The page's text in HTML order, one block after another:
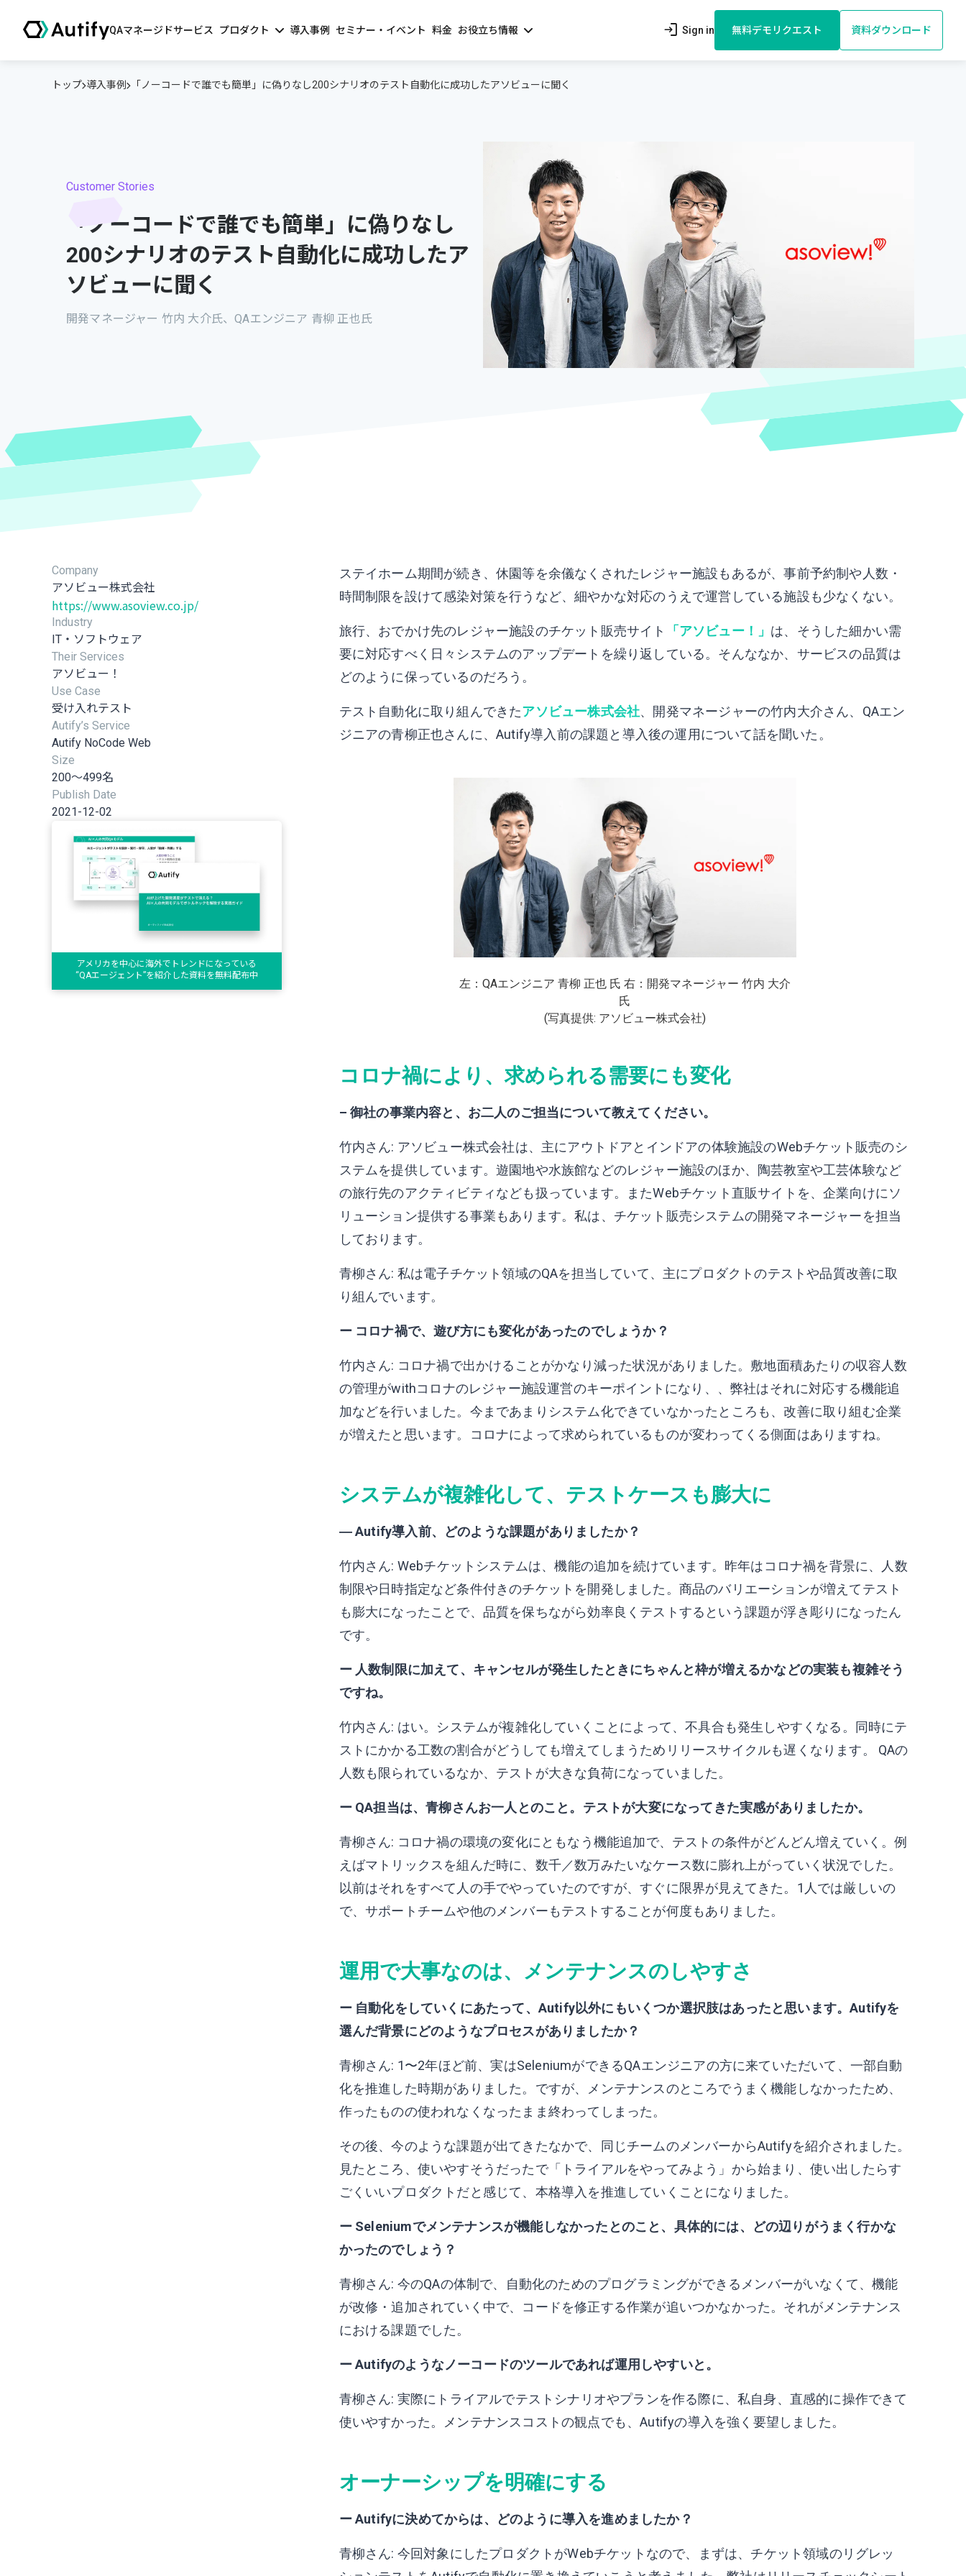
QAマネージドサービス プロダクト 導入事例 セミナー・イベント 料金 お役立ち情報 login Sign in 無料デモリクエスト 資料ダウンロード
トップ 導入事例 「ノーコードで誰でも簡単」に偽りなし200シナリオのテスト自動化に成功したアソビューに聞く
Customer Stories
「ノーコードで誰でも簡単」に偽りなし
200シナリオのテスト自動化に成功したア
ソビューに聞く
開発マネージャー 竹内 大介氏、QAエンジニア ⻘柳 正也氏
Company
アソビュー株式会社
https://www.asoview.co.jp/
Industry
IT・ソフトウェア
Their Services
アソビュー！
Use Case
受け入れテスト
Autify’s Service
Autify NoCode Web
Size
200～499名
Publish Date
2021-12-02
アメリカを中心に海外でトレンドになっている
“QAエージェント”を紹介した資料を無料配布中
ステイホーム期間が続き、休園等を余儀なくされたレジャー施設もあるが、事前予約制や人数・
時間制限を設けて感染対策を行うなど、細やかな対応のうえで運営している施設も少なくない。
旅行、おでかけ先のレジャー施設のチケット販売サイト 「アソビュー！」 は、そうした細かい需
要に対応すべく日々システムのアップデートを繰り返している。そんななか、サービスの品質は
どのように保っているのだろう。
テスト自動化に取り組んできたアソビュー株式会社、開発マネージャーの竹内大介さん、QAエン
ジニアの⻘柳正也さんに、Autify導入前の課題と導入後の運用について話を聞いた。
左：QAエンジニア ⻘柳 正也 氏 右：開発マネージャー 竹内 大介
氏
(写真提供: アソビュー株式会社)
コロナ禍により、求められる需要にも変化
– 御社の事業内容と、お二人のご担当について教えてください。
竹内さん: アソビュー株式会社は、主にアウトドアとインドアの体験施設のWebチケット販売のシ
ステムを提供しています。遊園地や水族館などのレジャー施設のほか、陶芸教室や工芸体験など
の旅行先のアクティビティなども扱っています。またWebチケット直販サイトを、企業向けにソ
リューション提供する事業もあります。私は、チケット販売システムの開発マネージャーを担当
しております。
青柳さん: 私は電子チケット領域のQAを担当していて、主にプロダクトのテストや品質改善に取
り組んでいます。
ー コロナ禍で、遊び方にも変化があったのでしょうか？
竹内さん: コロナ禍で出かけることがかなり減った状況がありました。敷地面積あたりの収容人数
の管理がwithコロナのレジャー施設運営のキーポイントになり、、弊社はそれに対応する機能追
加などを行いました。今まであまりシステム化できていなかったところも、改善に取り組む企業
が増えたと思います。コロナによって求められているものが変わってくる側面はありますね。
システムが複雑化して、テストケースも膨大に
― Autify導入前、どのような課題がありましたか？
竹内さん: Webチケットシステムは、機能の追加を続けています。昨年はコロナ禍を背景に、人数
制限や日時指定など条件付きのチケットを開発しました。商品のバリエーションが増えてテスト
も膨大になったことで、品質を保ちながら効率良くテストするという課題が浮き彫りになったん
です。
ー 人数制限に加えて、キャンセルが発生したときにちゃんと枠が増えるかなどの実装も複雑そう
ですね。
竹内さん: はい。システムが複雑化していくことによって、不具合も発生しやすくなる。同時にテ
ストにかかる工数の割合がどうしても増えてしまうためリリースサイクルも遅くなります。 QAの
人数も限られているなか、テストが大きな負荷になっていました。
ー QA担当は、青柳さんお一人とのこと。テストが大変になってきた実感がありましたか。
青柳さん: コロナ禍の環境の変化にともなう機能追加で、テストの条件がどんどん増えていく。例
えばマトリックスを組んだ時に、数千／数万みたいなケース数に膨れ上がっていく状況でした。
以前はそれをすべて人の手でやっていたのですが、すぐに限界が見えてきた。1人では厳しいの
で、サポートチームや他のメンバーもテストすることが何度もありました。
運用で大事なのは、メンテナンスのしやすさ
ー 自動化をしていくにあたって、Autify以外にもいくつか選択肢はあったと思います。Autifyを
選んだ背景にどのようなプロセスがありましたか？
青柳さん: 1〜2年ほど前、実はSeleniumができるQAエンジニアの方に来ていただいて、一部自動
化を推進した時期がありました。ですが、メンテナンスのところでうまく機能しなかったため、
作ったものの使われなくなったまま終わってしまった。
その後、今のような課題が出てきたなかで、同じチームのメンバーからAutifyを紹介されました。
見たところ、使いやすそうだったで「トライアルをやってみよう」から始まり、使い出したらす
ごくいいプロダクトだと感じて、本格導入を推進していくことになりました。
ー Seleniumでメンテナンスが機能しなかったとのこと、具体的には、どの辺りがうまく行かな
かったのでしょう？
青柳さん: 今のQAの体制で、自動化のためのプログラミングができるメンバーがいなくて、機能
が改修・追加されていく中で、コードを修正する作業が追いつかなかった。それがメンテナンス
における課題でした。
ー Autifyのようなノーコードのツールであれば運用しやすいと。
青柳さん: 実際にトライアルでテストシナリオやプランを作る際に、私自身、直感的に操作できて
使いやすかった。メンテナンスコストの観点でも、Autifyの導入を強く要望しました。
オーナーシップを明確にする
ー Autifyに決めてからは、どのように導入を進めましたか？
青柳さん: 今回対象にしたプロダクトがWebチケットなので、まずは、チケット領域のリグレッ